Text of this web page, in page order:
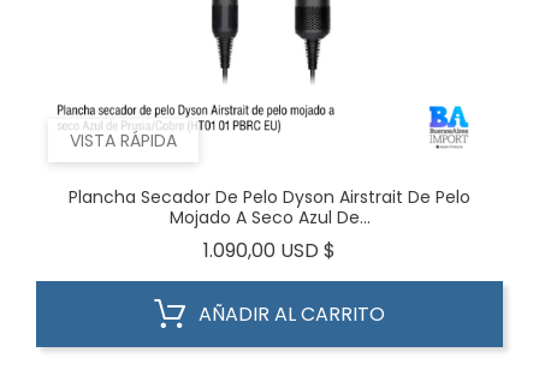
VISTA RÁPIDA
Plancha Secador De Pelo Dyson Airstrait De Pelo
Mojado A Seco Azul De...
1.090,00 USD $
AÑADIR AL CARRITO